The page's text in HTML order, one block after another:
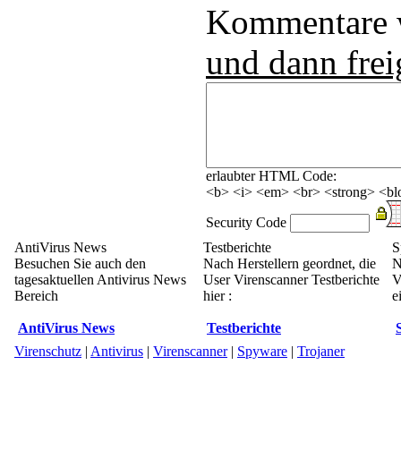
und dann
erlaubter HTML Code:
<b> <i> <em> <br> <strong>
Security Code
AntiVirus News
Besuchen Sie auch den
tagesaktuellen Antivirus News
Bereich
AntiVirus News
Testberichte
Nach Herstellern geordnet, die
User Virenscanner Testberichte
hier :
Testberichte
Virenschutz | Antivirus | Virenscanner| Spyware | Trojaner